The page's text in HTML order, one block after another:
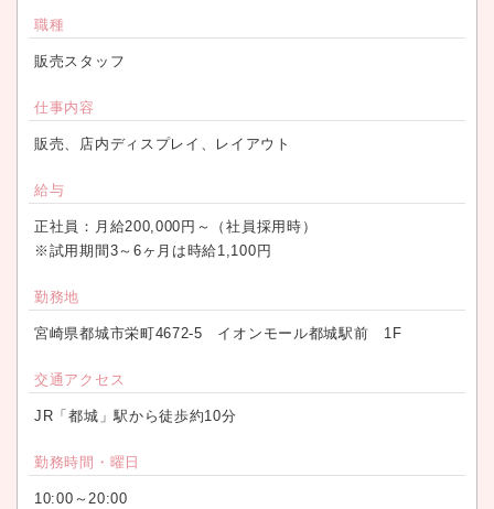
職種
販売スタッフ
仕事内容
販売、店内ディスプレイ、レイアウト
給与
正社員：月給200,000円～（社員採用時）
※試用期間3～6ヶ月は時給1,100円
勤務地
宮崎県都城市栄町4672-5 イオンモール都城駅前 1F
交通アクセス
JR「都城」駅から徒歩約10分
勤務時間・曜日
10:00～20:00